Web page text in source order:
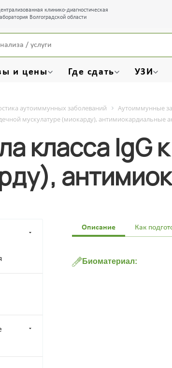
клинико-диагностическая
Волгоградской области
и цены Где сдать УЗИ
аутоиммунных заболеваний
Аутоиммунные
мускулатуре (миокарду), антимиокардиальные
класса IgG
Описание Как
Биоматериал: